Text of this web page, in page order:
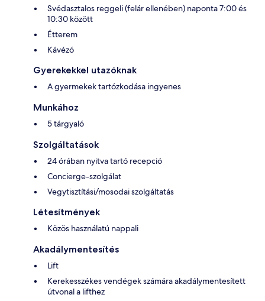
Svédasztalos reggeli (felár ellenében) naponta 7:00 és
10:30 között
Étterem
Kávézó
Gyerekekkel utazóknak
A gyermekek tartózkodása ingyenes
Munkához
5 tárgyaló
Szolgáltatások
24 órában nyitva tartó recepció
Concierge-szolgálat
Vegytisztítási/mosodai szolgáltatás
Létesítmények
Közös használatú nappali
Akadálymentesítés
Lift
Kerekesszékes vendégek számára akadálymentesített
útvonal a lifthez